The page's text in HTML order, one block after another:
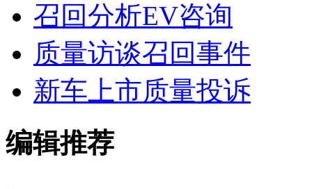
召回分析EV咨询
质量访谈召回事件
新车上市质量投诉
编辑推荐